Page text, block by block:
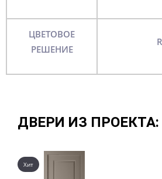
ЦВЕТОВОЕ
РЕШЕНИЕ
ДВЕРИ ИЗ ПРОЕКТА:
Хит